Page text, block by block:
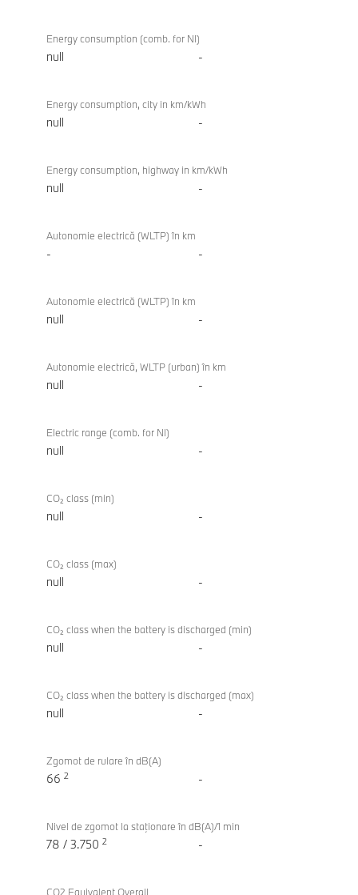
Energy consumption (comb. for NI)
null -
Energy consumption, city in km/kWh
null -
Energy consumption, highway in km/kWh
null -
Autonomie electrică (WLTP) în km
- -
Autonomie electrică (WLTP) în km
null -
Autonomie electrică, WLTP (urban) în km
null -
Electric range (comb. for NI)
null -
CO₂ class (min)
null -
CO₂ class (max)
null -
CO₂ class when the battery is discharged (min)
null -
CO₂ class when the battery is discharged (max)
null -
Zgomot de rulare în dB(A)
66 2 -
Nivel de zgomot la staţionare în dB(A)/1 min
78 / 3.750 2 -
CO2 Equivalent Overall